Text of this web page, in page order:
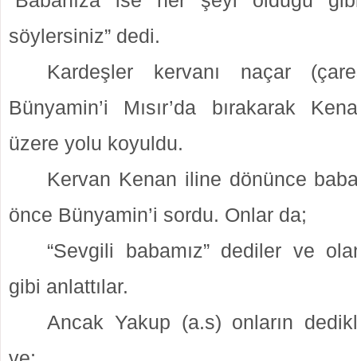
söylersiniz” dedi.
Kardeşler kervanı naçar
Bünyamin’i Mısır’da bırakarak
üzere yolu koyuldu.
Kervan Kenan iline dönünce
önce Bünyamin’i sordu. Onlar da;
“Sevgili babamız” dediler ve
gibi anlattılar.
Ancak Yakup (a.s) onların